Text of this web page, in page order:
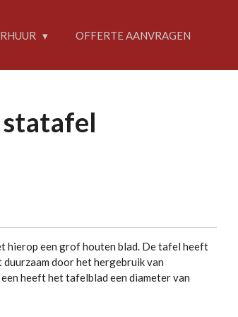
OFFERTE AANVRAGEN
hierop een grof houten blad. De tafel heeft
door het hergebruik van
heeft het tafelblad een diameter van